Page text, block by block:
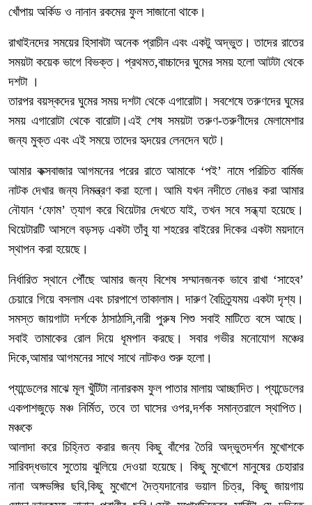
খোঁপায় অর্কিড ও নানান রকমের ফুল সাজানো থাকে।
রাখাইনদের সময়ের হিসাবটা অনেক প্রাচীন এবং একটু অদ্ভুত। তাদের রাতের
সময়টা কয়েক ভাগে বিভক্ত। প্রথমত,বাচ্চাদের ঘুমের সময় হলো আটটা থেকে
দশটা ।
তারপর বয়স্কদের ঘুমের সময় দশটা থেকে এগারোটা। সবশেষে তরুণদের ঘুমের
সময় এগারোটা থেকে বারোটা।এই শেষ সময়টা তরুণ-তরুণীদের মেলামেশার
জন্য মুক্ত এবং এই সময়ে তাদের হৃদয়ের লেনদেন ঘটে।
আমার কক্সবাজার আগমনের পরের রাতে আমাকে ‘পই’ নামে পরিচিত বার্মিজ
নাটক দেখার জন্য নিমন্ত্রণ করা হলো। আমি যখন নদীতে নোঙর করা আমার
নৌযান ‘ফোম’ ত্যাগ করে থিয়েটার দেখতে যাই, তখন সবে সন্ধ্যা হয়েছে।
থিয়েটারটি আসলে বড়সড় একটা তাঁবু যা শহরের বাইরের দিকের একটা ময়দানে
স্থাপন করা হয়েছে।
নির্ধারিত স্থানে পৌঁছে আমার জন্য বিশেষ সম্মানজনক ভাবে রাখা ‘সাহেব’
চেয়ারে গিয়ে বসলাম এবং চারপাশে তাকালাম। দারুণ বৈচিত্র্যময় একটা দৃশ্য।
সমস্ত জায়গাটা দর্শকে ঠাসাঠাসি,নারী পুরুষ শিশু সবাই মাটিতে বসে আছে।
সবাই তামাকের রোল দিয়ে ধূমপান করছে। সবার গভীর মনোযোগ মঞ্চের
দিকে,আমার আগমনের সাথে সাথে নাটকও শুরু হলো।
প্যান্ডেলের মাঝে মূল খুঁটিটা নানারকম ফুল পাতার মালায় আচ্ছাদিত। প্যান্ডেলের
একপাশজুড়ে মঞ্চ নির্মিত, তবে তা ঘাসের ওপর,দর্শক সমান্তরালে স্থাপিত।
মঞ্চকে
আলাদা করে চিহ্নিত করার জন্য কিছু বাঁশের তৈরি অদ্ভুতদর্শন মুখোশকে
সারিবদ্ধভাবে সুতোয় ঝুলিয়ে দেওয়া হয়েছে। কিছু মুখোশে মানুষের চেহারার
নানা অঙ্গভঙ্গির ছবি,কিছু মুখোশে দৈত্যদানোর ভয়াল চিত্র, কিছু জায়গায়